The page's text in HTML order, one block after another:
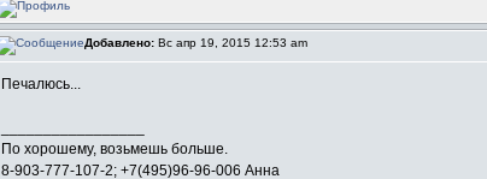
Добавлено: Вс апр 19, 2015 12:53 am
Печалюсь...
По хорошему, возьмешь больше.
8-903-777-107-2; +7(495)96-96-006 Анна